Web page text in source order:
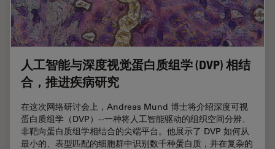
人工智能与深度视觉蛋白质组学 (DVP) 相结
合，推进疾病研究
在这次网络研讨会上，Andreas Mund 博士将介绍深度可视
蛋白质组学（DVP）--一种将人工智能驱动的组织空间分辨、
非靶向蛋白质组学相结合的尖端平台。他展示了 DVP 如何从
最小的、表型匹配的细胞群中识别数千种蛋白质，并在复杂的